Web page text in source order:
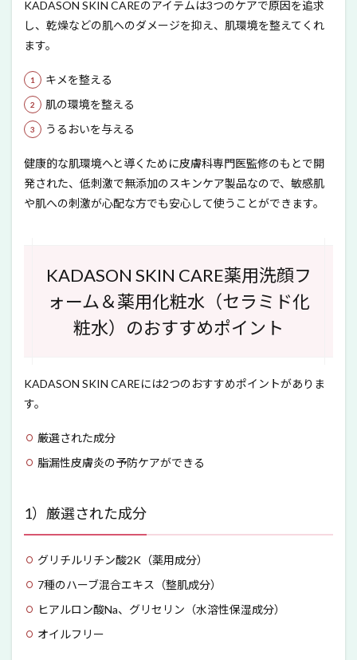
KADASON SKIN CAREのアイテムは3つのケアで原因を追求
し、乾燥などの肌へのダメージを抑え、肌環境を整えてくれ
ます。
キメを整える
肌の環境を整える
うるおいを与える
健康的な肌環境へと導くために皮膚科専門医監修のもとで開
発された、低刺激で無添加のスキンケア製品なので、敏感肌
や肌への刺激が心配な方でも安心して使うことができます。
KADASON SKIN CARE薬用洗顔フ
ォーム＆薬用化粧水（セラミド化
粧水）のおすすめポイント
KADASON SKIN CAREには2つのおすすめポイントがありま
す。
厳選された成分
脂漏性皮膚炎の予防ケアができる
1）厳選された成分
グリチルリチン酸2K（薬用成分）
7種のハーブ混合エキス（整肌成分）
ヒアルロン酸Na、グリセリン（水溶性保湿成分）
オイルフリー